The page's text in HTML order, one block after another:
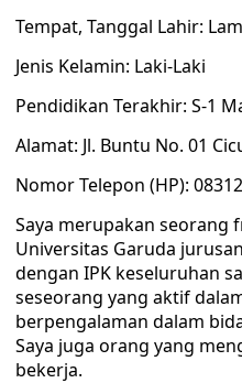
Tempat, Tanggal Lahir:
Jenis Kelamin: Laki-Laki
Pendidikan Terakhir: S-1
Alamat: Jl. Buntu No. 01
Nomor Telepon (HP):
Saya merupakan seorang
Universitas Garuda
dengan IPK keseluruhan
seseorang yang aktif
berpengalaman dalam
Saya juga orang yang
bekerja.